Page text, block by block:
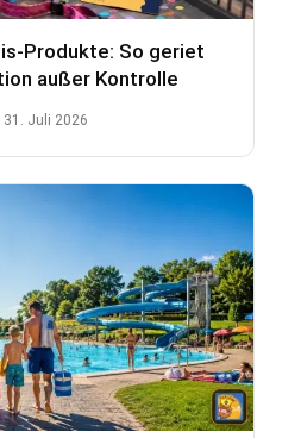
Produkte: So geriet
außer Kontrolle
31. Juli 2026